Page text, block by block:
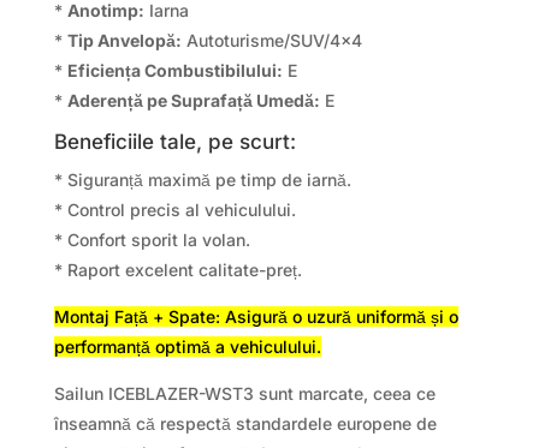
* Anotimp: Iarna
* Tip Anvelopă: Autoturisme/SUV/4×4
* Eficiența Combustibilului: E
* Aderență pe Suprafață Umedă: E
Beneficiile tale, pe scurt:
* Siguranță maximă pe timp de iarnă.
* Control precis al vehiculului.
* Confort sporit la volan.
* Raport excelent calitate-preț.
Montaj Față + Spate: Asigură o uzură uniformă și o
performanță optimă a vehiculului.
Sailun ICEBLAZER-WST3 sunt marcate, ceea ce
înseamnă că respectă standardele europene de